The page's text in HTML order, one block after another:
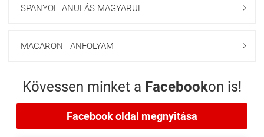
SPANYOLTANULÁS MAGYARUL 
MACARON TANFOLYAM 
Kövessen minket a Facebookon is!
Facebook oldal megnyitása